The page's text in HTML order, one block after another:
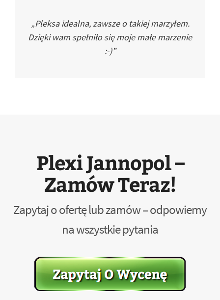
„Pleksa idealna, zawsze o takiej marzyłem.
Dzięki wam spełniło się moje małe marzenie
:-)”
Plexi Jannopol –
Zamów Teraz!
Zapytaj o ofertę lub zamów – odpowiemy
na wszystkie pytania